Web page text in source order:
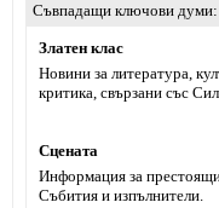
Съвпадащи ключови думи
Златен клас
Новини за литература,
критика, свързани със
Сцената
Информация за
Събития и изпълнители.